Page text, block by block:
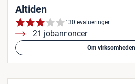
Altiden
130 evalueringer
21 jobannoncer
Om virksomheden